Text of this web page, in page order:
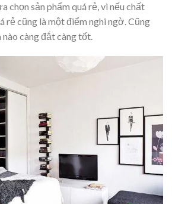
chọn sản phẩm quá rẻ, vì nếu chất
rẻ cũng là một điểm nghi ngờ. Cũng
nào càng đắt càng tốt.